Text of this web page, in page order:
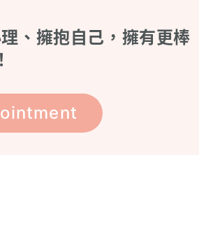
、擁抱自己，擁有更棒